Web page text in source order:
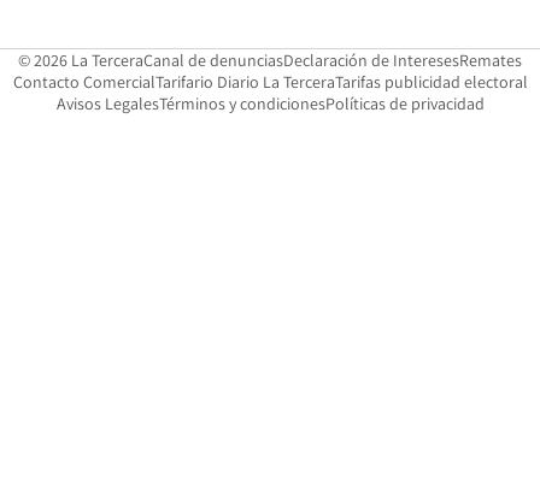
© 2026 La TerceraCanal de denunciasOpens in new window
Declaración de InteresesOpens in
Remates
Contacto ComercialOpens in new window
Tarifario Diario La TerceraOpens in new window
Tarifas publicidad electoral
Avisos LegalesOpens in new window
Términos y condicionesPolíticas de privacidad